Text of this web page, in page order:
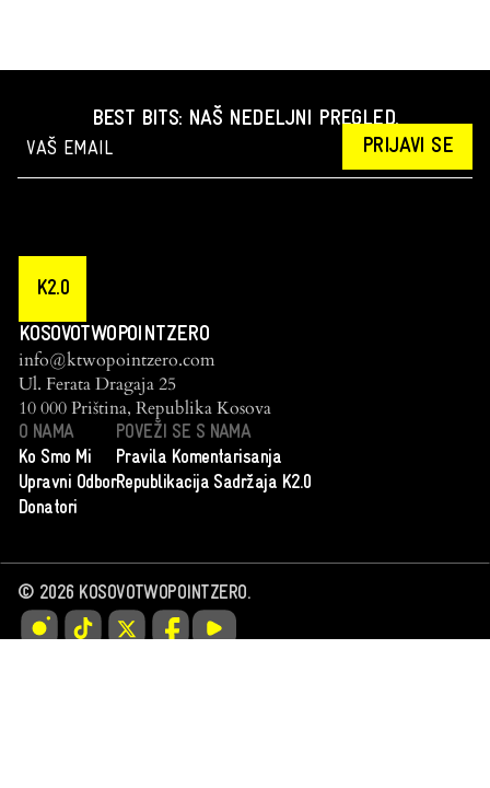
BEST BITS: NAŠ NEDELJNI PREGLED.
PRIJAVI SE
K2.0
KOSOVOTWOPOINTZERO
info@ktwopointzero.com
Ul. Ferata Dragaja 25
10 000 Priština, Republika Kosova
O NAMA
Ko Smo Mi
Upravni Odbor
Donatori
POVEŽI SE S NAMA
Pravila Komentarisanja
Republikacija Sadržaja K2.0
© 2026KOSOVOTWOPOINTZERO.